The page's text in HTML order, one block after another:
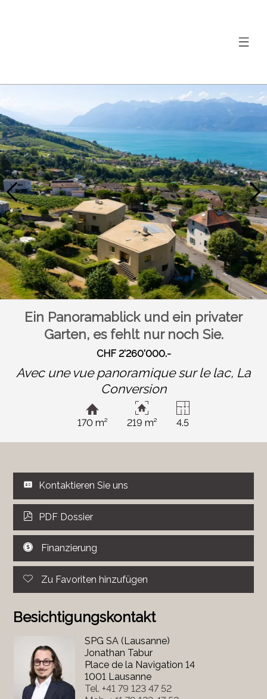
Ein Panoramablick und ein privater
Garten, es fehlt nur noch Sie.
CHF 2'260'000.-
Avec une vue panoramique sur le lac, La
Conversion
170 m² 219 m² 4.5
Kontaktieren Sie uns
PDF Dossier
Finanzierung
Zu Favoriten hinzufügen
Besichtigungskontakt
SPG SA (Lausanne)
Jonathan Tabur
Place de la Navigation 14
1001 Lausanne
Tel. +41 79 123 47 52